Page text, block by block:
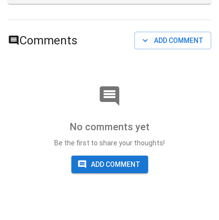
Comments ADD COMMENT
No comments yet
Be the first to share your thoughts!
ADD COMMENT